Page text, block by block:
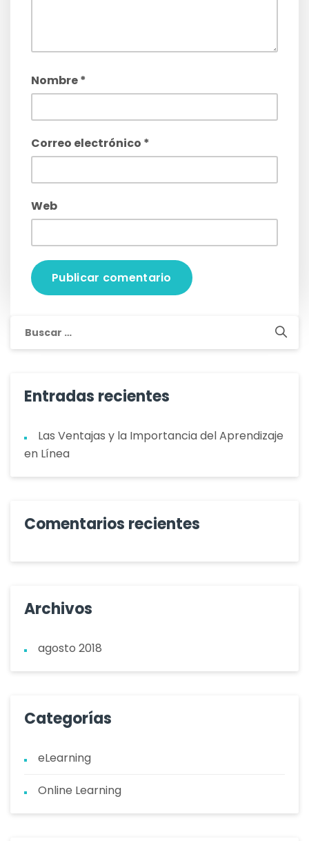
Nombre*
Correo electrónico *
Web
Entradas recientes
Las Ventajas y la Importancia del Aprendizaje
en Línea
Comentarios recientes
Archivos
agosto 2018
Categorías
eLearning
Online Learning